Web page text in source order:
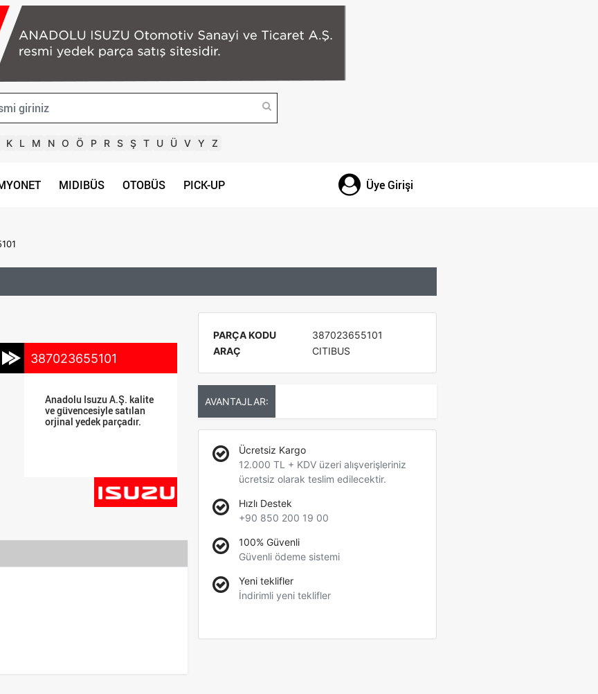
K L M N O Ö P R S Ş T U Ü V Y Z
MIDIBÜS OTOBÜS PICK-UP Üye Girişi
387023655101
Anadolu Isuzu A.Ş. kalite
ve güvencesiyle satılan
orjinal yedek parçadır.
PARÇA KODU
387023655101
ARAÇ
CITIBUS
AVANTAJLAR:
Ücretsiz Kargo
12.000 TL + KDV üzeri alışverişleriniz
ücretsiz olarak teslim edilecektir.
Hızlı Destek
+90 850 200 19 00
100% Güvenli
Güvenli ödeme sistemi
Yeni teklifler
İndirimli yeni teklifler